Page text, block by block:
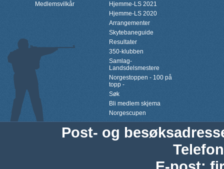
Medlemsvilkår
Hjemme-LS 2021
Hjemme-LS 2020
Arrangementer
Skytebaneguide
Resultater
350-klubben
Samlag-
Landsdelsmestere
Norgestoppen - 100 på
topp -
Søk
Bli medlem skjema
Norgescupen
Post- og
Telefon